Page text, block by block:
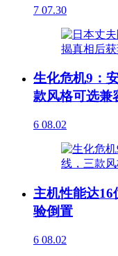
7 07.30
生化危机9：
款风格可选兼
6 08.02
主机性能达
验倒置
6 08.02